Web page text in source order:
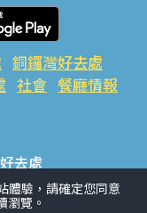
銅鑼灣好去處
社會 餐廳情報
去處
旺角好去處 社會
體驗，請確定您同意
瀏覽。